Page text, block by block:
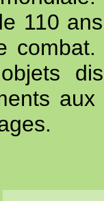
110